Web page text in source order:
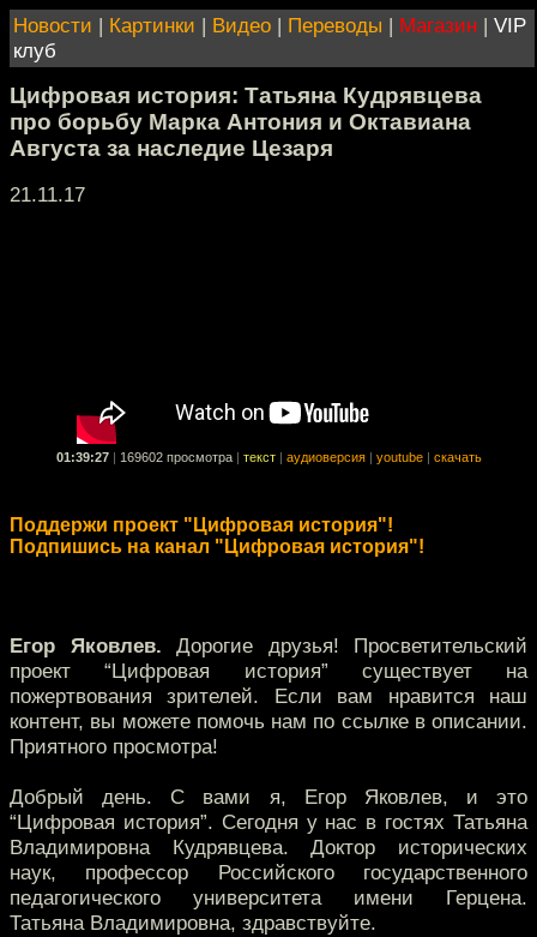
Новости | Картинки | Видео | Переводы | Магазин | VIP
клуб
Цифровая история: Татьяна Кудрявцева
про борьбу Марка Антония и Октавиана
Августа за наследие Цезаря
21.11.17
01:39:27 169602 просмотра текст аудиоверсия youtube скачать
Поддержи проект "Цифровая история"!
Подпишись на канал "Цифровая история"!
Егор Яковлев. Дорогие друзья! Просветительский
проект “Цифровая история” существует на
пожертвования зрителей. Если вам нравится наш
контент, вы можете помочь нам по ссылке в описании.
Приятного просмотра!
Добрый день. С вами я, Егор Яковлев, и это
“Цифровая история”. Сегодня у нас в гостях Татьяна
Владимировна Кудрявцева. Доктор исторических
наук, профессор Российского государственного
педагогического университета имени Герцена.
Татьяна Владимировна, здравствуйте.